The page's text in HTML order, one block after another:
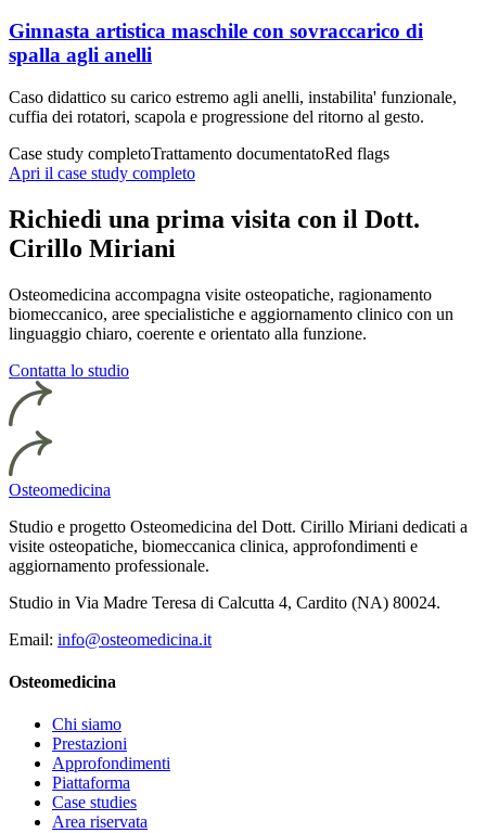
Ginnasta artistica maschile con sovraccarico di
spalla agli anelli
Caso didattico su carico estremo agli anelli, instabilita' funzionale,
cuffia dei rotatori, scapola e progressione del ritorno al gesto.
Case study completoTrattamento documentatoRed flags
Apri il case study completo
Richiedi una prima visita con il Dott.
Cirillo Miriani
Osteomedicina accompagna visite osteopatiche, ragionamento
biomeccanico, aree specialistiche e aggiornamento clinico con un
linguaggio chiaro, coerente e orientato alla funzione.
Contatta lo studio
Osteomedicina
Studio e progetto Osteomedicina del Dott. Cirillo Miriani dedicati a
visite osteopatiche, biomeccanica clinica, approfondimenti e
aggiornamento professionale.
Studio in Via Madre Teresa di Calcutta 4, Cardito (NA) 80024.
Email: info@osteomedicina.it
Osteomedicina
Chi siamo
Prestazioni
Approfondimenti
Piattaforma
Case studies
Area riservata